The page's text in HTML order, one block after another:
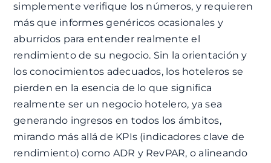
simplemente verifique los números, y requieren
más que informes genéricos ocasionales y
aburridos para entender realmente el
rendimiento de su negocio. Sin la orientación y
los conocimientos adecuados, los hoteleros se
pierden en la esencia de lo que significa
realmente ser un negocio hotelero, ya sea
generando ingresos en todos los ámbitos,
mirando más allá de KPIs (indicadores clave de
rendimiento) como ADR y RevPAR, o alineando